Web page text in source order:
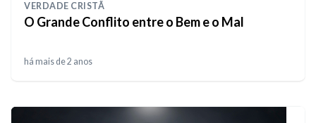
VERDADE CRISTÃ
O Grande Conflito entre o Bem e o Mal
há mais de 2 anos